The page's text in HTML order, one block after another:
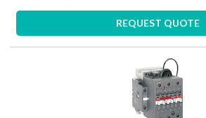
REQUEST QUOTE